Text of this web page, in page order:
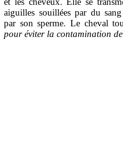
aiguilles souillées par du
par son sperme. Le cheval
pour éviter la contamination de